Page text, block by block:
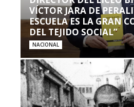
VÍCTOR JARA DE
ESCUELA ES LA GRAN
DEL TEJIDO SOCIAL”
NACIONAL